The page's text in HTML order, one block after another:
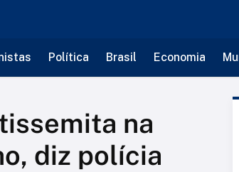
Política Brasil Economia
na
diz polícia